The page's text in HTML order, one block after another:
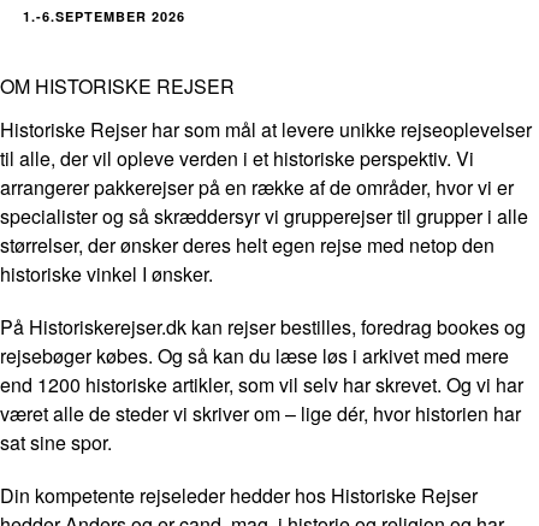
1.-6.SEPTEMBER 2026
OM HISTORISKE REJSER
Historiske Rejser har som mål at levere unikke rejseoplevelser
til alle, der vil opleve verden i et historiske perspektiv. Vi
arrangerer pakkerejser på en række af de områder, hvor vi er
specialister og så skræddersyr vi grupperejser til grupper i alle
størrelser, der ønsker deres helt egen rejse med netop den
historiske vinkel I ønsker.
På Historiskerejser.dk kan rejser bestilles, foredrag bookes og
rejsebøger købes. Og så kan du læse løs i arkivet med mere
end 1200 historiske artikler, som vil selv har skrevet. Og vi har
været alle de steder vi skriver om – lige dér, hvor historien har
sat sine spor.
Din kompetente rejseleder hedder hos Historiske Rejser